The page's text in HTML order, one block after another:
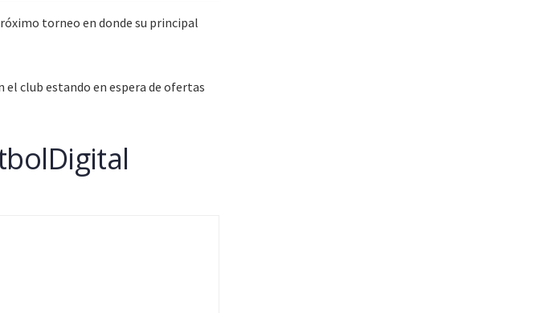
torneo en donde su principal
el club estando en espera de ofertas